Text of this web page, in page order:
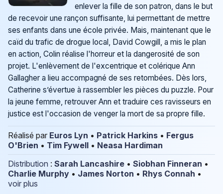
enlever la fille de son patron, dans le but
de recevoir une rançon suffisante, lui permettant de mettre
ses enfants dans une école privée. Mais, maintenant que le
caïd du trafic de drogue local, David Cowgill, a mis le plan
en action, Colin réalise l'horreur et la dangerosité de son
projet. L'enlèvement de l'excentrique et colérique Ann
Gallagher a lieu accompagné de ses retombées. Dès lors,
Catherine s’évertue à rassembler les pièces du puzzle. Pour
la jeune femme, retrouver Ann et traduire ces ravisseurs en
justice est l'occasion de venger la mort de sa propre fille.
Réalisé par Euros Lyn • Patrick Harkins • Fergus
O'Brien • Tim Fywell • Neasa Hardiman
Distribution : Sarah Lancashire • Siobhan Finneran •
Charlie Murphy • James Norton • Rhys Connah •
voir plus